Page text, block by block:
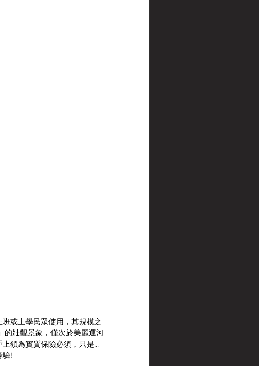
或上學民眾使用，其規模之
的壯觀景象，僅次於美麗運河
鎖為實質保險必須，只是...
驗!